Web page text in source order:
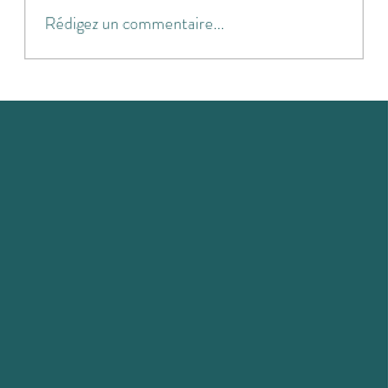
Rédigez un commentaire...